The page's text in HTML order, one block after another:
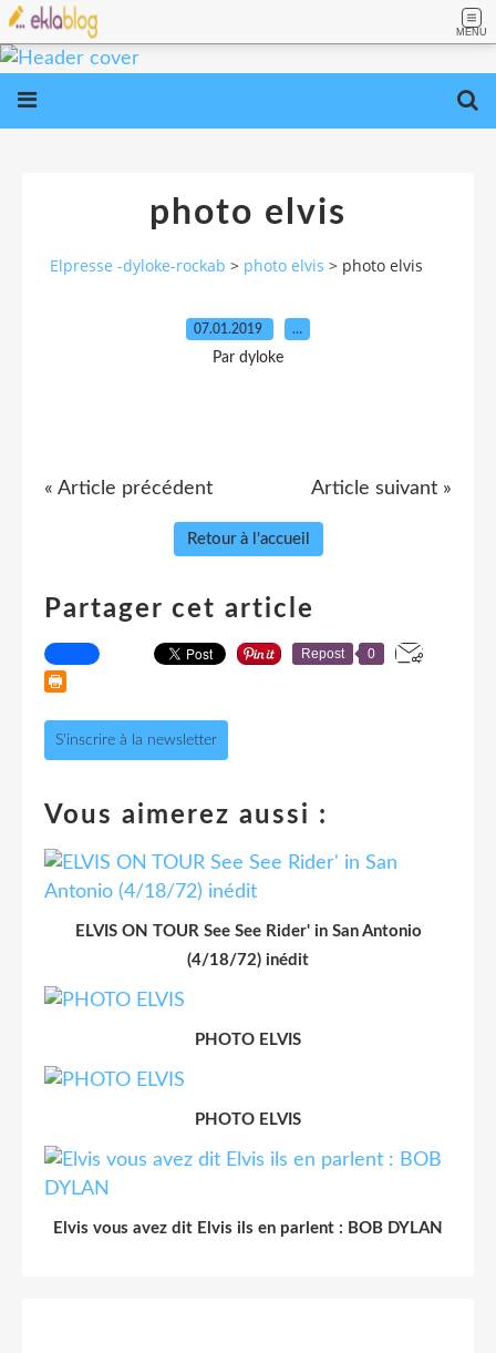
MENU
photo elvis
Elpresse -dyloke-rockab > photo elvis > photo elvis
07.01.2019 …
Par dyloke
« Article précédent Article suivant »
Retour à l'accueil
Partager cet article
Repost 0
S'inscrire à la newsletter
Vous aimerez aussi :
ELVIS ON TOUR See See Rider' in San Antonio
(4/18/72) inédit
PHOTO ELVIS
PHOTO ELVIS
Elvis vous avez dit Elvis ils en parlent : BOB DYLAN